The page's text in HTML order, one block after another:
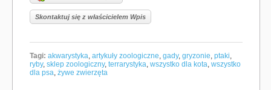
Skontaktuj się z właścicielem Wpis
Tagi: akwarystyka, artykuły zoologiczne, gady, gryzonie, ptaki,
ryby, sklep zoologiczny, terrarystyka, wszystko dla kota, wszystko
dla psa, żywe zwierzęta